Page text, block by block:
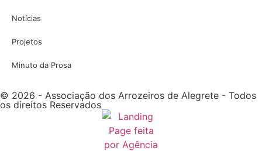
Notícias
Projetos
Minuto da Prosa
© 2026 - Associação dos Arrozeiros de Alegrete - Todos
os direitos Reservados